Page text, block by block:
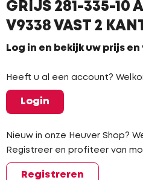
GRIJS 281-335-10
V9338 VAST 2
Log in en bekijk uw prijs
Heeft u al een account?
Login
Nieuw in onze Heuver Shop?
Registreer en profiteer van
Registreren